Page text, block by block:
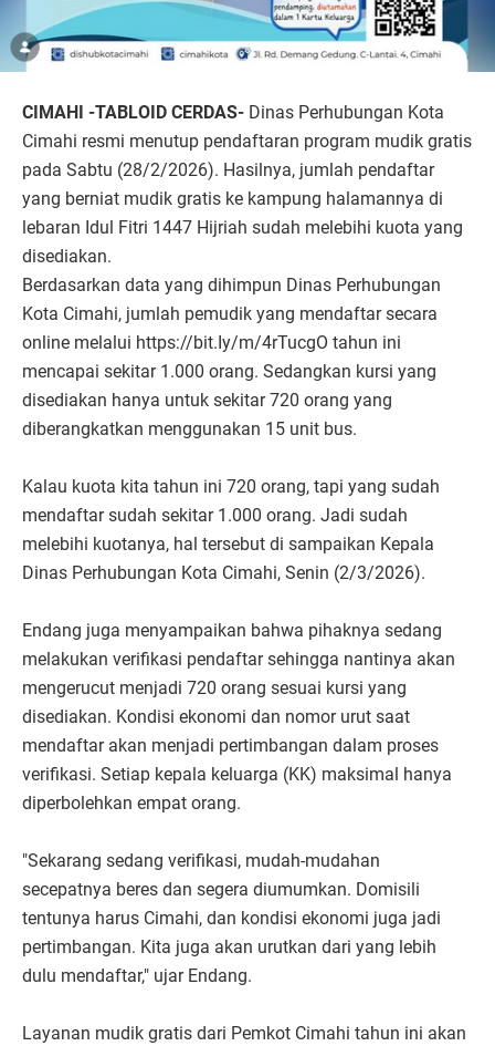
CIMAHI -TABLOID CERDAS- Dinas Perhubungan Kota
Cimahi resmi menutup pendaftaran program mudik gratis
pada Sabtu (28/2/2026). Hasilnya, jumlah pendaftar
yang berniat mudik gratis ke kampung halamannya di
lebaran Idul Fitri 1447 Hijriah sudah melebihi kuota yang
disediakan.
Berdasarkan data yang dihimpun Dinas Perhubungan
Kota Cimahi, jumlah pemudik yang mendaftar secara
online melalui https://bit.Iy/m/4rTucgO tahun ini
mencapai sekitar 1.000 orang. Sedangkan kursi yang
disediakan hanya untuk sekitar 720 orang yang
diberangkatkan menggunakan 15 unit bus.
Kalau kuota kita tahun ini 720 orang, tapi yang sudah
mendaftar sudah sekitar 1.000 orang. Jadi sudah
melebihi kuotanya, hal tersebut di sampaikan Kepala
Dinas Perhubungan Kota Cimahi, Senin (2/3/2026).
Endang juga menyampaikan bahwa pihaknya sedang
melakukan verifikasi pendaftar sehingga nantinya akan
mengerucut menjadi 720 orang sesuai kursi yang
disediakan. Kondisi ekonomi dan nomor urut saat
mendaftar akan menjadi pertimbangan dalam proses
verifikasi. Setiap kepala keluarga (KK) maksimal hanya
diperbolehkan empat orang.
"Sekarang sedang verifikasi, mudah-mudahan
secepatnya beres dan segera diumumkan. Domisili
tentunya harus Cimahi, dan kondisi ekonomi juga jadi
pertimbangan. Kita juga akan urutkan dari yang lebih
dulu mendaftar," ujar Endang.
Layanan mudik gratis dari Pemkot Cimahi tahun ini akan